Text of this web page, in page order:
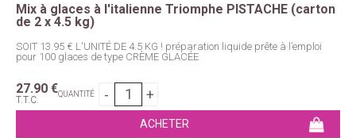
Mix à glaces à l'italienne Triomphe PISTACHE (carton
de 2 x 4.5 kg)
SOIT 13.95 € L'UNITÉ DE 4.5 KG ! préparation liquide prête à l’emploi
pour 100 glaces de type CRÈME GLACÉE
27.90 €
T.T.C. QUANTITÉ